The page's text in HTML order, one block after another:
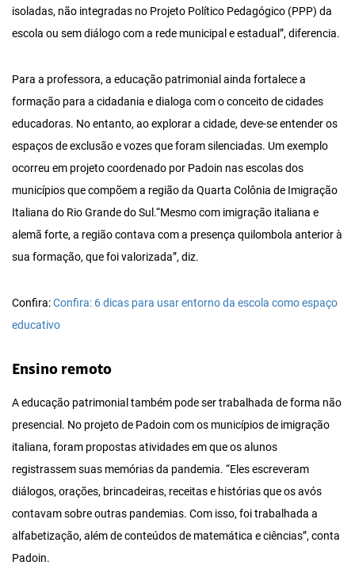
isoladas, não integradas no Projeto Político Pedagógico (PPP) da
escola ou sem diálogo com a rede municipal e estadual”, diferencia.
Para a professora, a educação patrimonial ainda fortalece a
formação para a cidadania e dialoga com o conceito de cidades
educadoras. No entanto, ao explorar a cidade, deve-se entender os
espaços de exclusão e vozes que foram silenciadas. Um exemplo
ocorreu em projeto coordenado por Padoin nas escolas dos
municípios que compõem a região da Quarta Colônia de Imigração
Italiana do Rio Grande do Sul.“Mesmo com imigração italiana e
alemã forte, a região contava com a presença quilombola anterior à
sua formação, que foi valorizada”, diz.
Confira:Confira: 6 dicas para usar entorno da escola como espaço
educativo
Ensino remoto
A educação patrimonial também pode ser trabalhada de forma não
presencial. No projeto de Padoin com os municípios de imigração
italiana, foram propostas atividades em que os alunos
registrassem suas memórias da pandemia. “Eles escreveram
diálogos, orações, brincadeiras, receitas e histórias que os avós
contavam sobre outras pandemias. Com isso, foi trabalhada a
alfabetização, além de conteúdos de matemática e ciências”, conta
Padoin.